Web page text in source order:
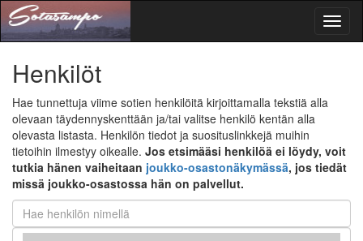
Henkilöt
Hae tunnettuja viime sotien henkilöitä kirjoittamalla tekstiä alla
olevaan täydennyskenttään ja/tai valitse henkilö kentän alla
olevasta listasta. Henkilön tiedot ja suosituslinkkejä muihin
tietoihin ilmestyy oikealle. Jos etsimääsi henkilöä ei löydy, voit
tutkia hänen vaiheitaan joukko-osastonäkymässä, jos tiedät
missä joukko-osastossa hän on palvellut.